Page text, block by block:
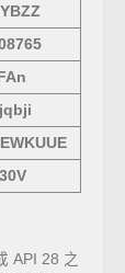
API 28 之